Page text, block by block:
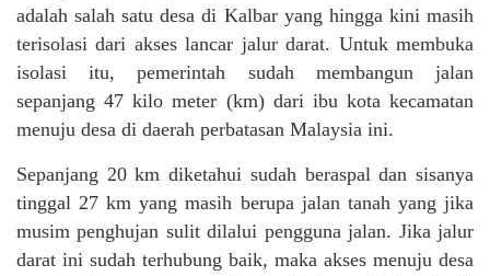
adalah salah satu desa di Kalbar yang hingga kini masih
terisolasi dari akses lancar jalur darat. Untuk membuka
isolasi itu, pemerintah sudah membangun jalan
sepanjang 47 kilo meter (km) dari ibu kota kecamatan
menuju desa di daerah perbatasan Malaysia ini.
Sepanjang 20 km diketahui sudah beraspal dan sisanya
tinggal 27 km yang masih berupa jalan tanah yang jika
musim penghujan sulit dilalui pengguna jalan. Jika jalur
darat ini sudah terhubung baik, maka akses menuju desa